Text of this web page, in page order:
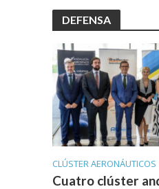
DEFENSA
CLÚSTER AERONÁUTICOS
Cuatro clúster